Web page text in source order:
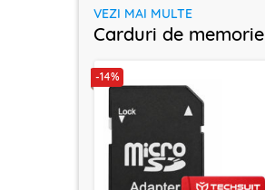
VEZI MAI MULTE
Carduri de memorie
-14%